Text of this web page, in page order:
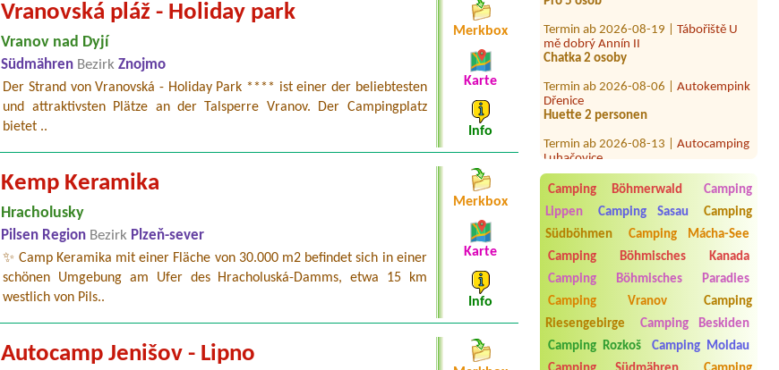
mě dobrý Annín II
Chatka 2 osoby
Dřenice
Huette 2 personen
Luhačovice
Termin ab 2026-07-31 |Kemp Na
Břečkárně
1 stan
Termin ab 2026-08-27 |Autokemp
Bungalov 4 luzka
Termin ab 2026-09-11 |Kemp Cholín -
Slapy
3x Zelt für 3 Personen 1 Auto
Stellplatz
Camping Böhmerwald
Camping
Lippen
Camping Sasau
Camping
Südböhmen
Camping Mácha-See
Camping Böhmisches Kanada
Camping Böhmisches Paradies
Camping Vranov
Camping
Riesengebirge
Camping Beskiden
Camping Rozkoš
Camping Moldau
Vranovská pláž - Holiday park
Vranov nad Dyjí
Südmähren Bezirk Znojmo
Der Strand von Vranovská - Holiday Park **** ist einer der beliebtesten
und attraktivsten Plätze an der Talsperre Vranov. Der Campingplatz
bietet ..
Merkbox
Karte
Info
Kemp Keramika
Hracholusky
Pilsen Region Bezirk Plzeň-sever
✨ Camp Keramika mit einer Fläche von 30.000 m2 befindet sich in einer
schönen Umgebung am Ufer des Hracholuská-Damms, etwa 15 km
westlich von Pils..
Merkbox
Karte
Info
Autocamp Jenišov - Lipno